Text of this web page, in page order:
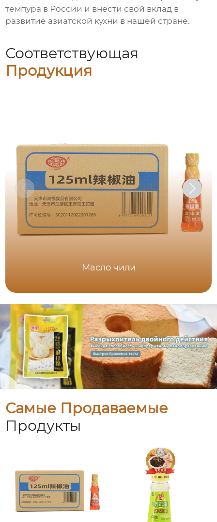
темпура в России и внести свой вклад в
развитие азиатской кухни в нашей стране.
Соответствующая
Продукция
Масло чили
Самые Продаваемые
Продукты